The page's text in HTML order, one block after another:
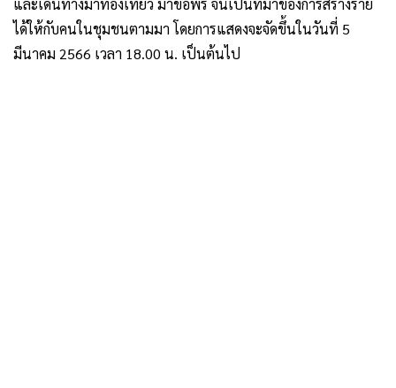
และเดินทางมาท่องเที่ยว มาขอพร จนเป็นที่มาของการสร้างราย
ได้ให้กับคนในชุมชนตามมา โดยการแสดงจะจัดขึ้นในวันที่ 5
มีนาคม 2566 เวลา 18.00 น. เป็นต้นไป